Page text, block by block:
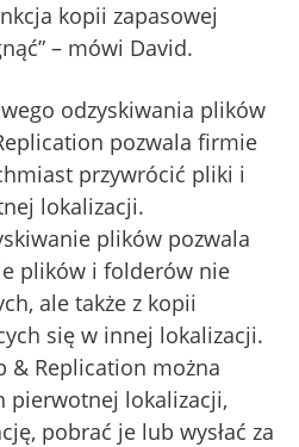
kopii zapasowej
– mówi David.
odzyskiwania plików
pozwala firmie
przywrócić pliki i
lokalizacji.
plików pozwala
plików i folderów nie
ale także z kopii
się w innej lokalizacji.
& Replication można
pierwotnej lokalizacji,
pobrać je lub wysłać za